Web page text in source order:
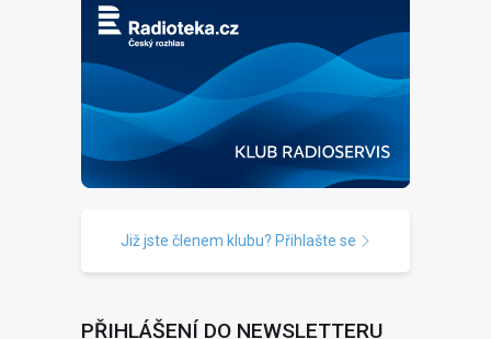
Již jste členem klubu? Přihlašte se
PŘIHLÁŠENÍ DO NEWSLETTERU